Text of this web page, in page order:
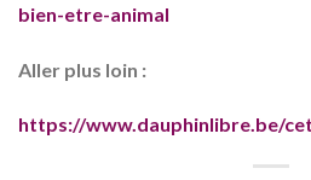
bien-etre-animal
Aller plus loin :
https://www.dauphinlibre.be/